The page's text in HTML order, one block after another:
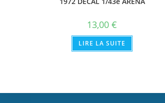
13,00€
LIRE LA SUITE